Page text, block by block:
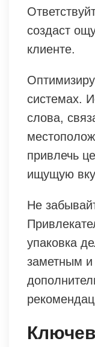
создаст
клиенте.
системах.
слова,
привлечь
ищущую
Не
упаковка
заметным и